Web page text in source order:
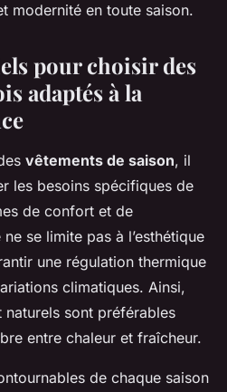
modernité en toute saison.
pour choisir des
adaptés à la
vêtements de saison, il
les besoins spécifiques de
de confort et de
se limite pas à l’esthétique
une régulation thermique
climatiques. Ainsi,
naturels sont préférables
entre chaleur et fraîcheur.
de chaque saison